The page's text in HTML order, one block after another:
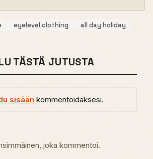
eyelevel clothing all day holiday
TÄSTÄ JUTUSTA
sisään kommentoidaksesi.
joka kommentoi.